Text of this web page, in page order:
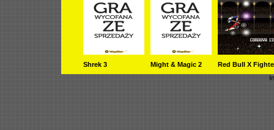
Shrek 3 Might & Magic 2
Red Bull X